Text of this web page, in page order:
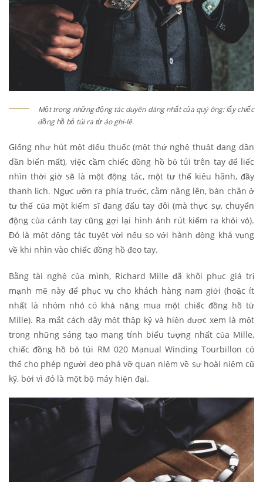
Một trong những động tác duyên dáng nhất của quý ông: lấy chiếc
đồng hồ bỏ túi ra từ áo ghi-lê.
Giống như hút một điếu thuốc (một thứ nghệ thuật đang dần
dần biến mất), việc cầm chiếc đồng hồ bỏ túi trên tay để liếc
nhìn thời giờ sẽ là một động tác, một tư thế kiêu hãnh, đầy
thanh lịch. Ngực ưỡn ra phía trước, cằm nâng lên, bàn chân ở
tư thế của một kiếm sĩ đang đấu tay đôi (mà thực sự, chuyển
động của cánh tay cũng gợi lại hình ảnh rút kiếm ra khỏi vỏ).
Đó là một động tác tuyệt vời nếu so với hành động khá vụng
về khi nhìn vào chiếc đồng hồ đeo tay.
Bằng tài nghệ của mình, Richard Mille đã khôi phục giá trị
mạnh mẽ này để phục vụ cho khách hàng nam giới (hoặc ít
nhất là nhóm nhỏ có khả năng mua một chiếc đồng hồ từ
Mille). Ra mắt cách đây một thập kỷ và hiện được xem là một
trong những sáng tạo mang tính biểu tượng nhất của Mille,
chiếc đồng hồ bỏ túi RM 020 Manual Winding Tourbillon có
thể cho phép người đeo phá vỡ quan niệm về sự hoài niệm cũ
kỹ, bởi vì đó là một bộ máy hiện đại.